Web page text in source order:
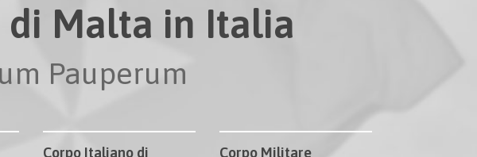
Malta in Italia
Pauperum
Corpo Italiano di
Corpo Militare